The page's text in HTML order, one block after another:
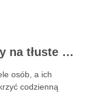
i DIY
Najlepsze domowe sposoby na tłuste włosy – naturalne rozwiązania
osób, a ich
codzienną